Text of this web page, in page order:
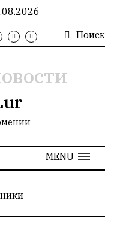
Поиск
MENU